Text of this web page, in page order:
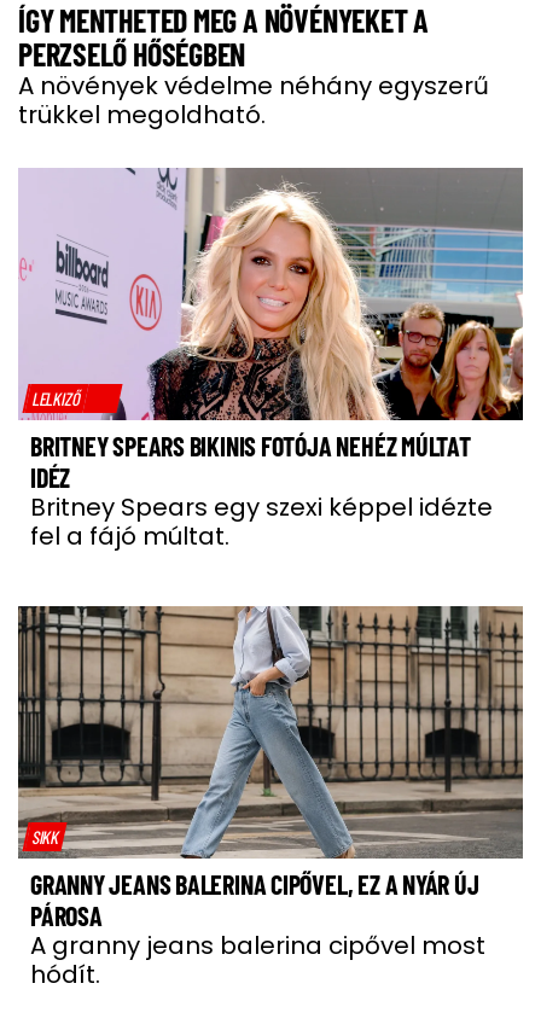
ÍGY MENTHETED MEG A NÖVÉNYEKET A
PERZSELŐ HŐSÉGBEN
A növények védelme néhány egyszerű
trükkel megoldható.
LELKIZŐ
BRITNEY SPEARS BIKINIS FOTÓJA NEHÉZ MÚLTAT
IDÉZ
Britney Spears egy szexi képpel idézte
fel a fájó múltat.
SIKK
GRANNY JEANS BALERINA CIPŐVEL, EZ A NYÁR ÚJ
PÁROSA
A granny jeans balerina cipővel most
hódít.